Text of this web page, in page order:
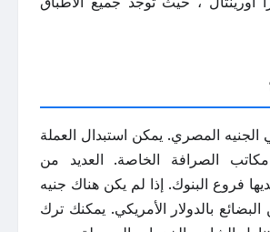
الجنيه المصري. يمكن استبدال العملة
الصرافة الخاصة. العديد من
فروع البنوك. إذا لم يكن هناك جنيه
بالدولار الأمريكي. يمكنك ترك